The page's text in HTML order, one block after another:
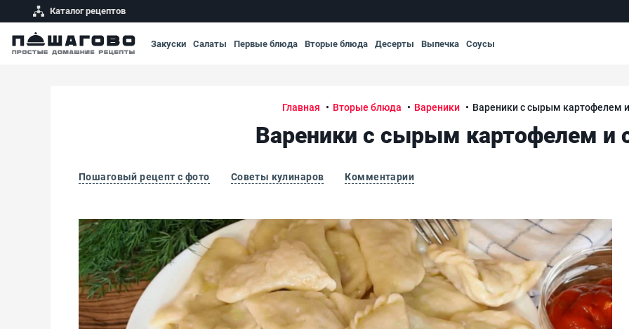
Каталог рецептов
Закуски Салаты Первые блюда Вторые блюда Десерты Выпечка Соусы
Главная Вторые блюда Вареники Вареники с сырым картофелем
Вареники с сырым картофелем и
Пошаговый рецепт с фото Советы кулинаров Комментарии
Вареники с сырым картофелем и салом